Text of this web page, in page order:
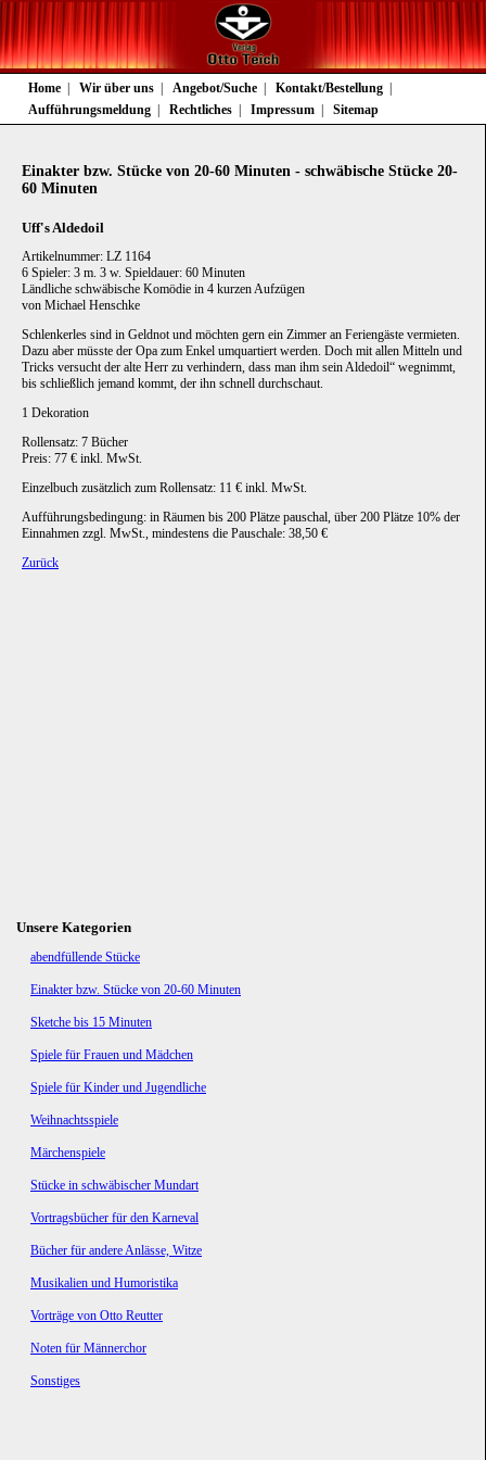
Navigation
überspringen
Home Wir über uns Angebot/Suche
Kontakt/Bestellung
Aufführungsmeldung
Rechtliches Impressum Sitemap
Einakter bzw. Stücke von 20-60 Minuten - schwäbische Stücke 20-
60 Minuten
Uff's Aldedoil
Artikelnummer: LZ 1164
6 Spieler: 3 m. 3 w. Spieldauer: 60 Minuten
Ländliche schwäbische Komödie in 4 kurzen Aufzügen
von Michael Henschke
Schlenkerles sind in Geldnot und möchten gern ein Zimmer an Feriengäste vermieten.
Dazu aber müsste der Opa zum Enkel umquartiert werden. Doch mit allen Mitteln und
Tricks versucht der alte Herr zu verhindern, dass man ihm sein Aldedoil“ wegnimmt,
bis schließlich jemand kommt, der ihn schnell durchschaut.
1 Dekoration
Rollensatz: 7 Bücher
Preis: 77 € inkl. MwSt.
Einzelbuch zusätzlich zum Rollensatz: 11 € inkl. MwSt.
Aufführungsbedingung: in Räumen bis 200 Plätze pauschal, über 200 Plätze 10% der
Einnahmen zzgl. MwSt., mindestens die Pauschale: 38,50 €
Zurück
Unsere Kategorien
Navigation
abendfüllende Stücke
Einakter bzw. Stücke von 20-60 Minuten
Sketche bis 15 Minuten
Spiele für Frauen und Mädchen
Spiele für Kinder und Jugendliche
Weihnachtsspiele
Märchenspiele
Stücke in schwäbischer Mundart
Vortragsbücher für den Karneval
Bücher für andere Anlässe, Witze
Musikalien und Humoristika
Vorträge von Otto Reutter
Noten für Männerchor
Sonstiges